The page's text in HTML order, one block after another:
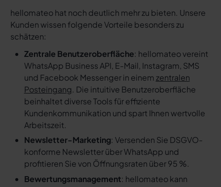
hellomateo hat noch deutlich mehr zu bieten. Unsere
Kunden wissen folgende Vorteile besonders zu
schätzen:
Zentrale Benutzeroberfläche: hellomateo vereint
WhatsApp Business API, E-Mail, Instagram, SMS
und Facebook Messenger in einem zentralen
Posteingang. Die intuitive Benutzeroberfläche
beinhaltet diverse Tools für effiziente
Kundenkommunikation und spart Ihnen wertvolle
Arbeitszeit.
Newsletter-Marketing: Versenden Sie DSGVO-
konforme Newsletter über WhatsApp und
profitieren Sie von Öffnungsraten über 95 %.
Bewertungsmanagement: hellomateo kann